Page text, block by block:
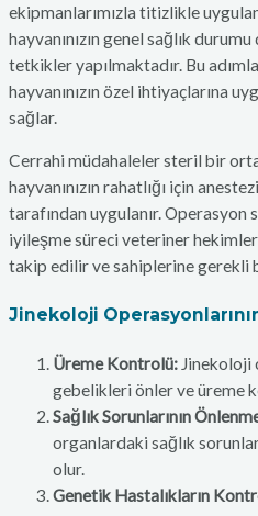
ekipmanlarımızla titizlikle
hayvanınızın genel sağlık
tetkikler yapılmaktadır. Bu
hayvanınızın özel ihtiyaçlarına
sağlar.
Cerrahi müdahaleler steril bir
hayvanınızın rahatlığı için
tarafından uygulanır. Operasyon
iyileşme süreci veteriner
takip edilir ve sahiplerine gerekli
Jinekoloji
Üreme Kontrolü: Jinekoloji
gebelikleri önler ve üreme
Sağlık Sorunlarının
organlardaki sağlık
olur.
Genetik Hastalıkların